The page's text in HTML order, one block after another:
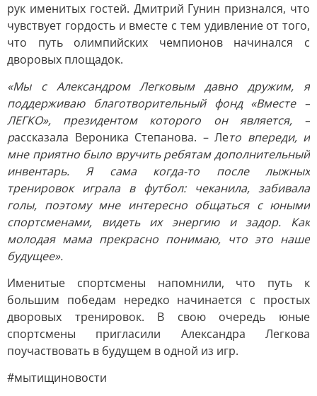
рук именитых гостей. Дмитрий Гунин признался, что
чувствует гордость и вместе с тем удивление от того,
что путь олимпийских чемпионов начинался с
дворовых площадок.
«Мы с Александром Легковым давно дружим, я
поддерживаю благотворительный фонд «Вместе –
ЛЕГКО», президентом которого он является, –
рассказала Вероника Степанова. – Лето впереди, и
мне приятно было вручить ребятам дополнительный
инвентарь. Я сама когда-то после лыжных
тренировок играла в футбол: чеканила, забивала
голы, поэтому мне интересно общаться с юными
спортсменами, видеть их энергию и задор. Как
молодая мама прекрасно понимаю, что это наше
будущее».
Именитые спортсмены напомнили, что путь к
большим победам нередко начинается с простых
дворовых тренировок. В свою очередь юные
спортсмены пригласили Александра Легкова
поучаствовать в будущем в одной из игр.
#мытищиновости